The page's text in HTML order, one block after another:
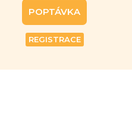
POPTÁVKA
REGISTRACE